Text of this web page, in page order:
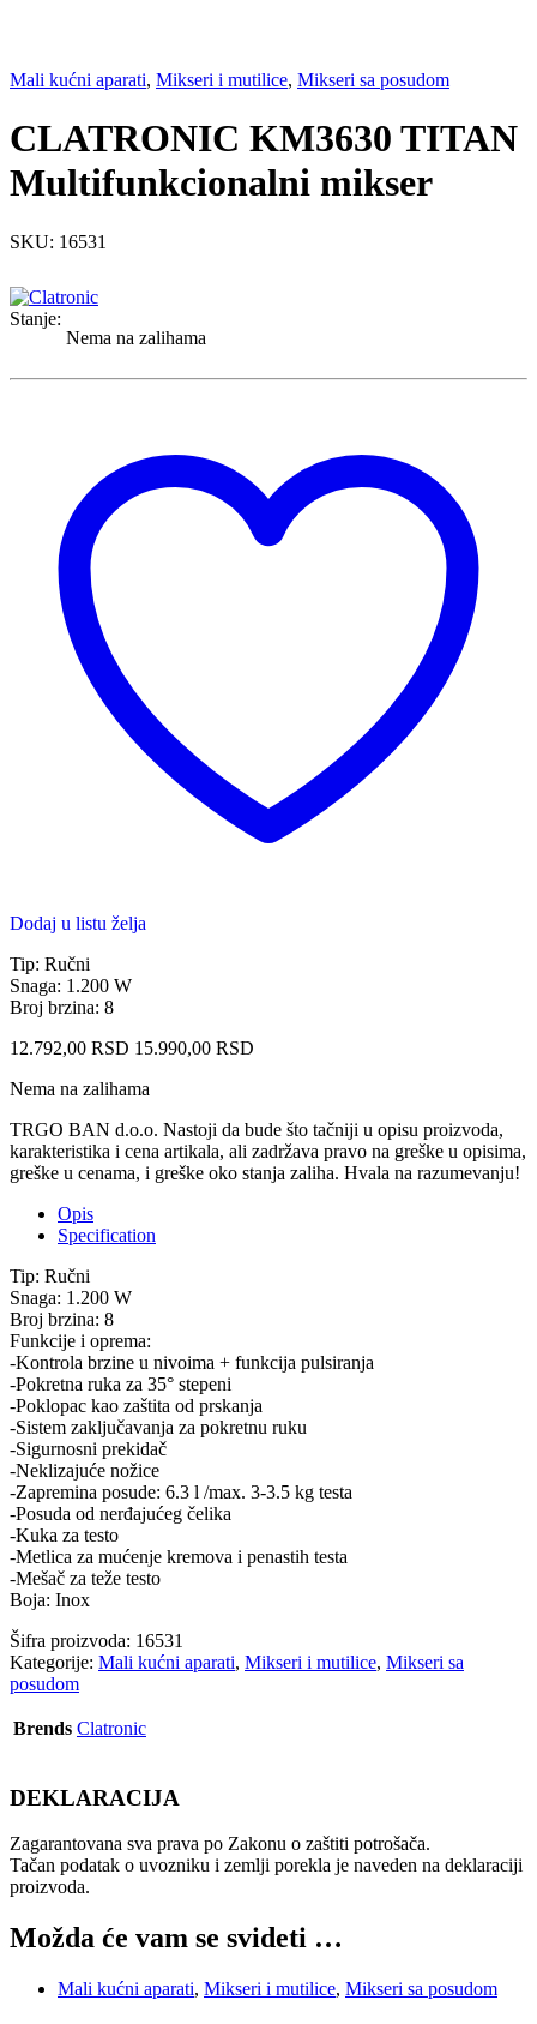
Mali kućni aparati, Mikseri i mutilice, Mikseri sa posudom
CLATRONIC KM3630 TITAN
Multifunkcionalni mikser
SKU: 16531
Stanje:
Nema na zalihama
Dodaj u listu želja
Tip: Ručni
Snaga: 1.200 W
Broj brzina: 8
12.792,00 RSD 15.990,00 RSD
Nema na zalihama
TRGO BAN d.o.o. Nastoji da bude što tačniji u opisu proizvoda,
karakteristika i cena artikala, ali zadržava pravo na greške u opisima,
greške u cenama, i greške oko stanja zaliha. Hvala na razumevanju!
Opis
Specification
Tip: Ručni
Snaga: 1.200 W
Broj brzina: 8
Funkcije i oprema:
-Kontrola brzine u nivoima + funkcija pulsiranja
-Pokretna ruka za 35° stepeni
-Poklopac kao zaštita od prskanja
-Sistem zaključavanja za pokretnu ruku
-Sigurnosni prekidač
-Neklizajuće nožice
-Zapremina posude: 6.3 l /max. 3-3.5 kg testa
-Posuda od nerđajućeg čelika
-Kuka za testo
-Metlica za mućenje kremova i penastih testa
-Mešač za teže testo
Boja: Inox
Šifra proizvoda: 16531
Kategorije: Mali kućni aparati, Mikseri i mutilice, Mikseri sa
posudom
Brends Clatronic
DEKLARACIJA
Zagarantovana sva prava po Zakonu o zaštiti potrošača.
Tačan podatak o uvozniku i zemlji porekla je naveden na deklaraciji
proizvoda.
Možda će vam se svideti …
Mali kućni aparati, Mikseri i mutilice, Mikseri sa posudom